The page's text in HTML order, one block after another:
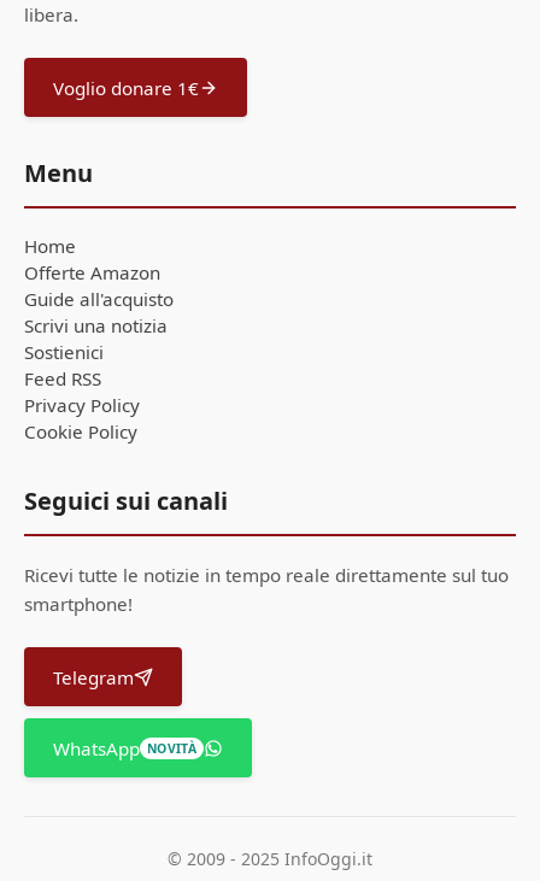
libera.
Voglio donare 1€
Menu
Home
Offerte Amazon
Guide all'acquisto
Scrivi una notizia
Sostienici
Feed RSS
Privacy Policy
Cookie Policy
Seguici sui canali
Ricevi tutte le notizie in tempo reale direttamente sul tuo
smartphone!
Telegram
WhatsApp NOVITÀ
© 2009 - 2025 InfoOggi.it